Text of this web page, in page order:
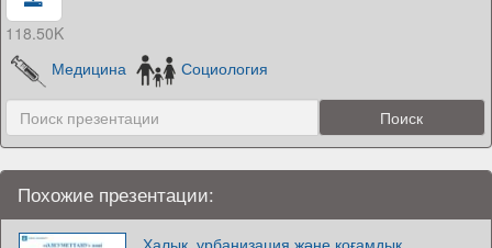
118.50K
Медицина
Социология
Похожие презентации:
Халық, урбанизация және қоғамдық